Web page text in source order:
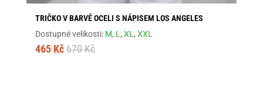
TRIČKO V BARVĚ OCELI S NÁPISEM LOS ANGELES
Dostupné velikosti: M, L,XL,XXL
465 Kč 670 Kč